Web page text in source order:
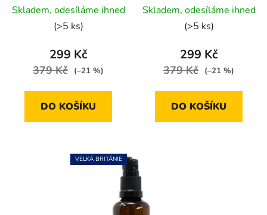
Skladem, odesíláme ihned
(>5 ks)
299 Kč
379 Kč (–21 %)
DO KOŠÍKU
hodnocení
produktu
je
5,0
hvězdiček.
Skladem, odesíláme ihned
(>5 ks)
299 Kč
379 Kč (–21 %)
DO KOŠÍKU
VELKÁ BRITÁNIE